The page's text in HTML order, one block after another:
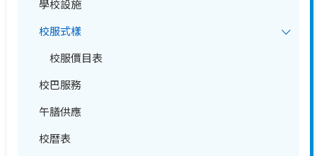
學校設施
校服式樣
校服價目表
校巴服務
午膳供應
校曆表